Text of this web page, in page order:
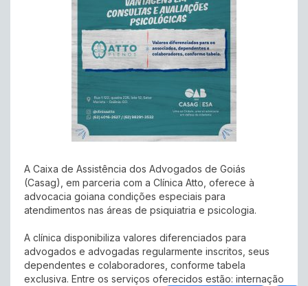
A Caixa de Assistência dos Advogados de Goiás
(Casag), em parceria com a Clínica Atto, oferece à
advocacia goiana condições especiais para
atendimentos nas áreas de psiquiatria e psicologia.
A clínica disponibiliza valores diferenciados para
advogados e advogadas regularmente inscritos, seus
dependentes e colaboradores, conforme tabela
exclusiva. Entre os serviços oferecidos estão: internação